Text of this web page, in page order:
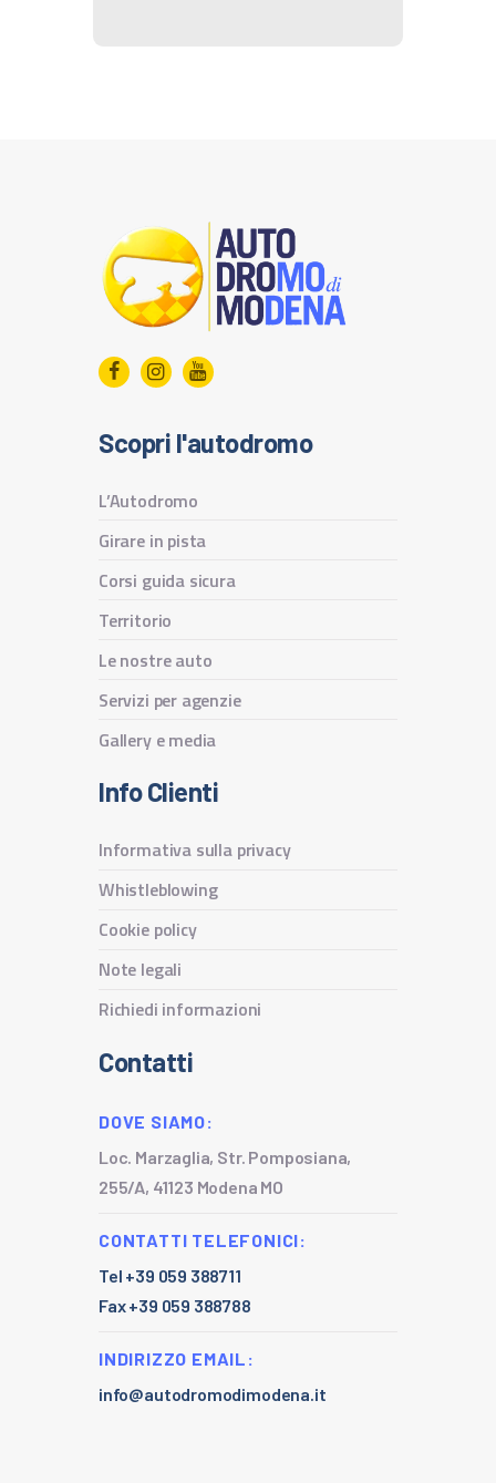
Scopri l'autodromo
L’Autodromo
Girare in pista
Corsi guida sicura
Territorio
Le nostre auto
Servizi per agenzie
Gallery e media
Info Clienti
Informativa sulla privacy
Whistleblowing
Cookie policy
Note legali
Richiedi informazioni
Contatti
DOVE SIAMO:
Loc. Marzaglia, Str. Pomposiana,
255/A, 41123 Modena MO
CONTATTI TELEFONICI:
Tel +39 059 388711
Fax +39 059 388788
INDIRIZZO EMAIL:
info@autodromodimodena.it